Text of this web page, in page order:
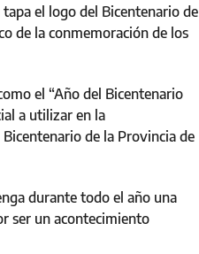
el logo del Bicentenario de
de la conmemoración de los
el “Año del Bicentenario
a utilizar en la
de la Provincia de
durante todo el año una
ser un acontecimiento